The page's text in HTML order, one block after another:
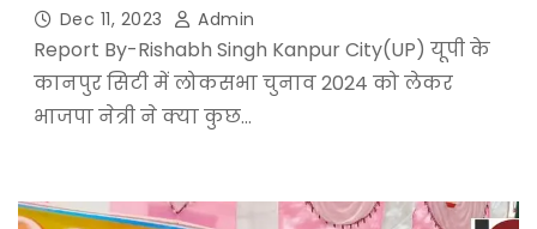
Dec 11, 2023 Admin
Report By-Rishabh Singh Kanpur City(UP) यूपी के
कानपुर सिटी में लोकसभा चुनाव 2024 को लेकर
भाजपा नेत्री ने क्या कुछ…